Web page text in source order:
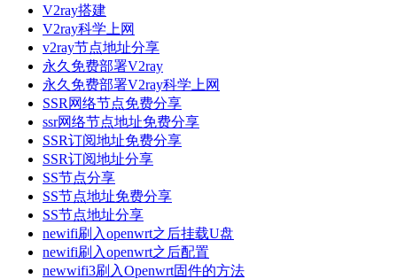
V2ray搭建
V2ray科学上网
v2ray节点地址分享
永久免费部署V2ray
永久免费部署V2ray科学上网
SSR网络节点免费分享
ssr网络节点地址免费分享
SSR订阅地址免费分享
SSR订阅地址分享
SS节点分享
SS节点地址免费分享
SS节点地址分享
newifi刷入openwrt之后挂载U盘
newifi刷入openwrt之后配置
newwifi3刷入Openwrt固件的方法